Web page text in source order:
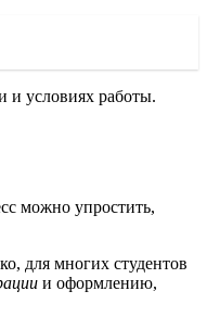
и условиях работы.
можно упростить,
для многих студентов
и оформлению,